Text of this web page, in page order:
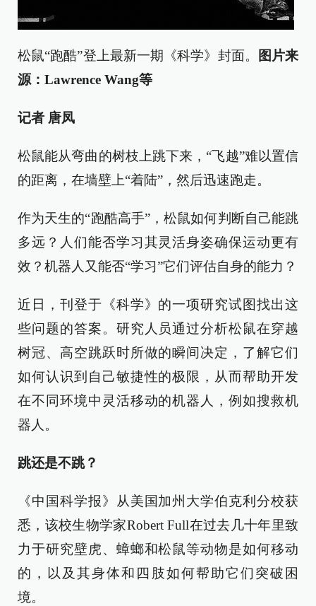
松鼠“跑酷”登上最新一期《科学》封面。
图片来
源：Lawrence Wang等
记者 唐凤
松鼠能从弯曲的树枝上跳下来，“飞越”难以置信
的距离，在墙壁上“着陆”，然后迅速跑走。
作为天生的“跑酷高手”，松鼠如何判断自己能跳
多远？人们能否学习其灵活身姿确保运动更有
效？机器人又能否“学习”它们评估自身的能力？
近日，刊登于《科学》的一项研究试图找出这
些问题的答案。研究人员通过分析松鼠在穿越
树冠、高空跳跃时所做的瞬间决定，了解它们
如何认识到自己敏捷性的极限，从而帮助开发
在不同环境中灵活移动的机器人，例如搜救机
器人。
跳还是不跳？
《中国科学报》从美国加州大学伯克利分校获
悉，该校生物学家Robert Full在过去几十年里致
力于研究壁虎、蟑螂和松鼠等动物是如何移动
的，以及其身体和四肢如何帮助它们突破困
境。